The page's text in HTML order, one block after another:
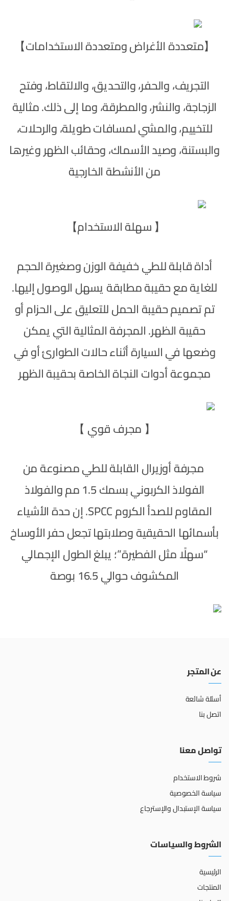
【متعددة الأغراض ومتعددة الاستخدامات】
التجريف، والحفر، والتحديق، والالتقاط، وفتح
الزجاجة، والنشر، والمطرقة، وما إلى ذلك. مثالية
للتخييم، والمشي لمسافات طويلة، والرحلات،
والبستنة، وصيد الأسماك، وحقائب الظهر وغيرها
من الأنشطة الخارجية
【 سهلة الاستخدام】
أداة قابلة للطي خفيفة الوزن وصغيرة الحجم
للغاية مع حقيبة مطابقة يسهل الوصول إليها.
تم تصميم حقيبة الحمل للتعليق على الحزام أو
حقيبة الظهر. المجرفة المثالية التي يمكن
وضعها في السيارة أثناء حالات الطوارئ أو في
مجموعة أدوات النجاة الخاصة بحقيبة الظهر
【 مجرف قوي 】
مجرفة أوزيرال القابلة للطي مصنوعة من
الفولاذ الكربوني بسمك 1.5 مم والفولاذ
المقاوم للصدأ الكروم SPCC. إن حدة الأشياء
بأسمائها الحقيقية وصلابتها تجعل حفر الأوساخ
“سهلًا مثل الفطيرة”؛ يبلغ الطول الإجمالي
المكشوف حوالي 16.5 بوصة
عن المتجر
أسئلة شائعة
اتصل بنا
تواصل معنا
شروط الاستخدام
سياسة الخصوصية
سياسة الإستبدال والإسترجاع
الشروط والسياسات
الرئيسية
المنتجات